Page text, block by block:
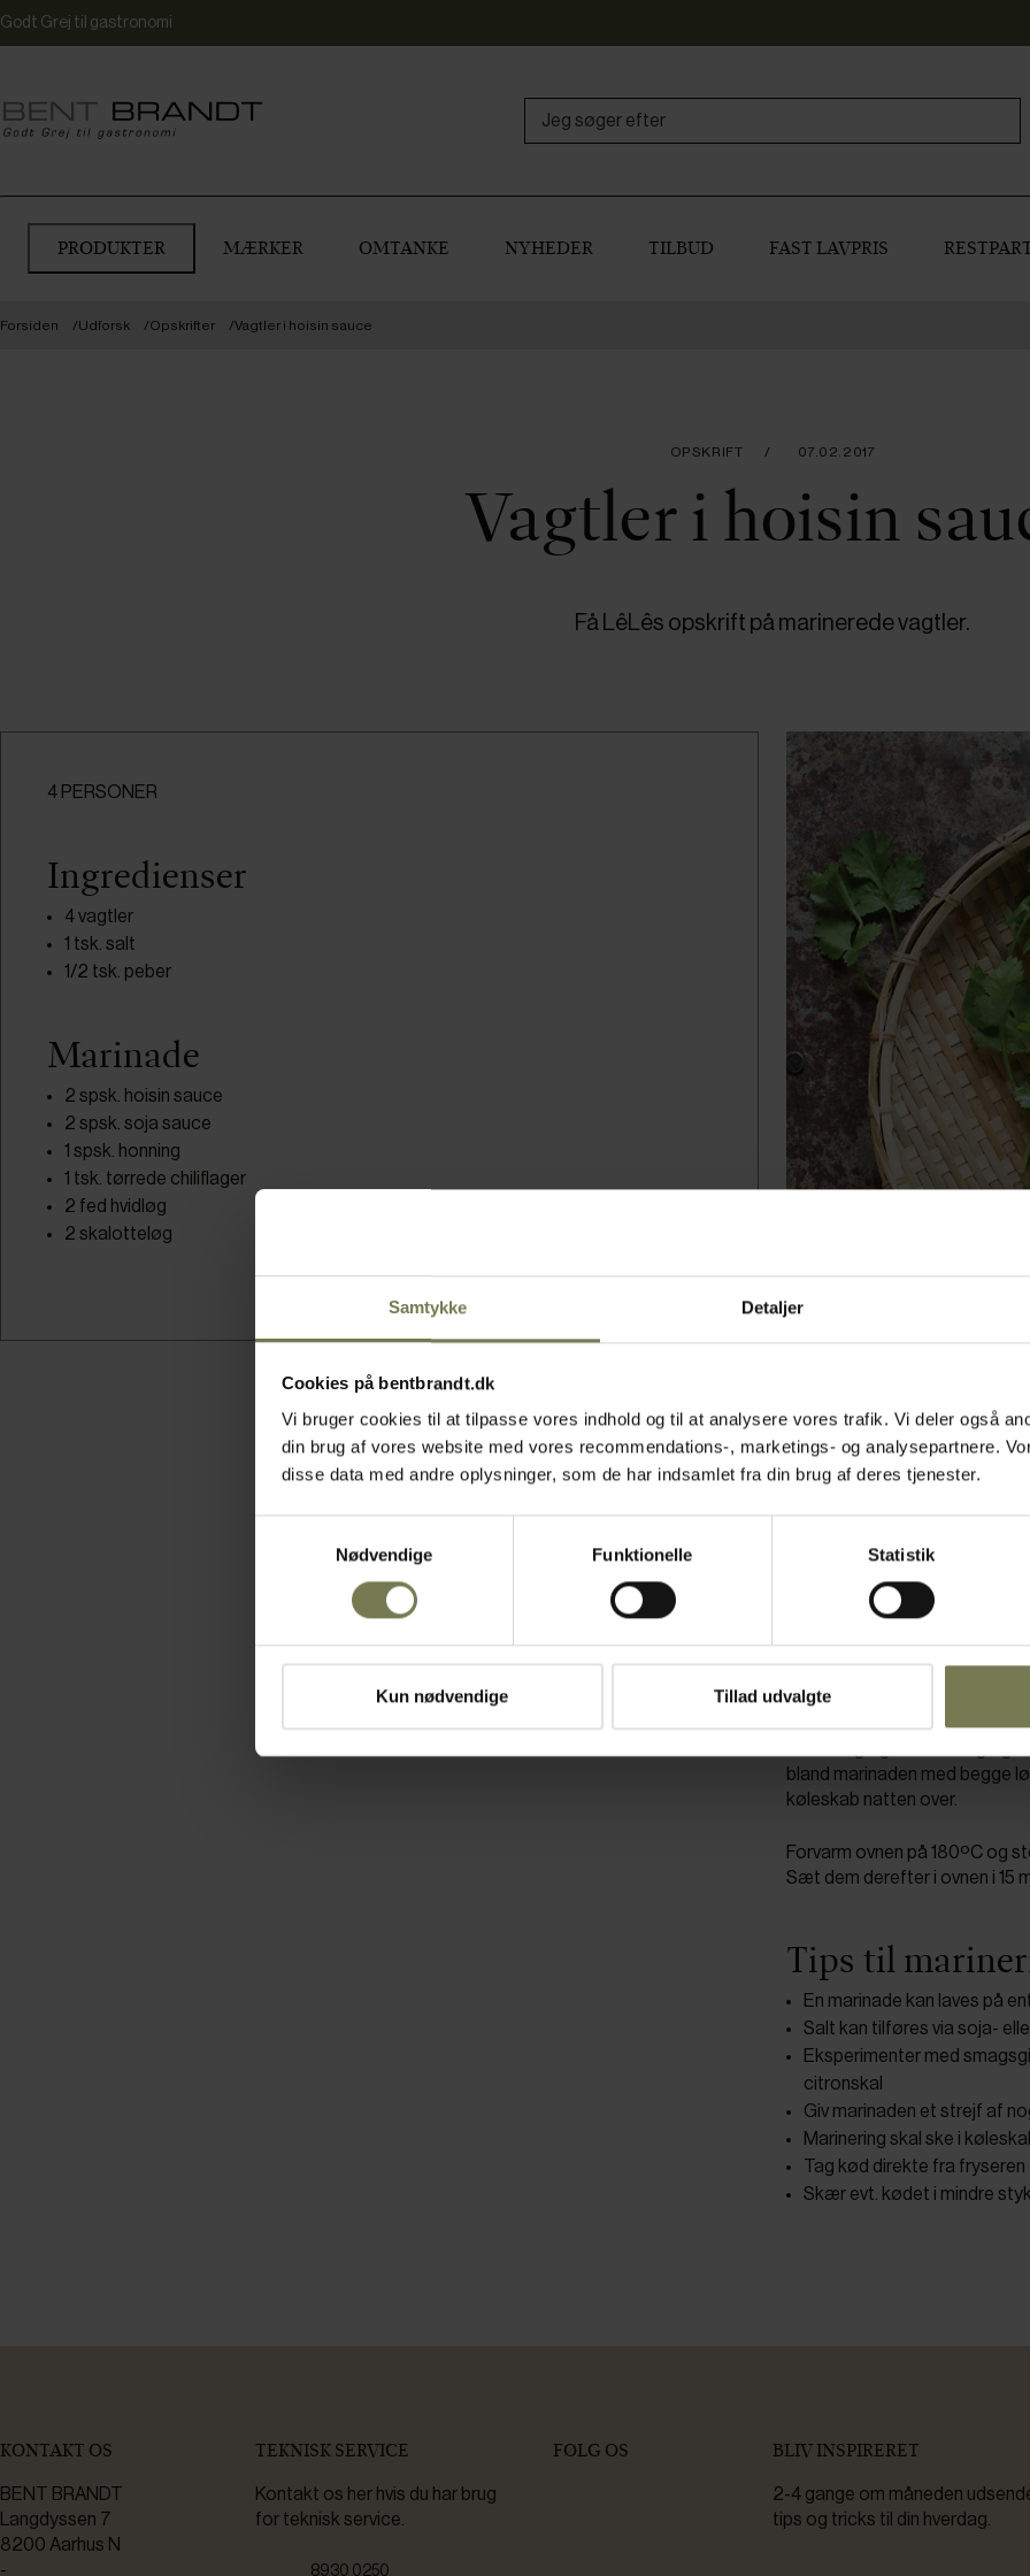
Samtykke Detaljer
Cookies på bentbrandt.dk
Vi bruger cookies til at tilpasse vores indhold og til at analysere vores trafik. Vi deler også
din brug af vores website med vores recommendations-, marketings- og analysepartnere.
disse data med andre oplysninger, som de har indsamlet fra din brug af deres tjenester.
Nødvendige
Funktionelle Statistik
Kun nødvendige Tillad udvalgte
Godt Grej til gastronomi
PRODUKTER MÆRKER OMTANKE NYHEDER TILBUD FAST LAVPRIS
Forsiden Udforsk Opskrifter Vagtler i hoisin sauce
OPSKRIFT 07.02.2017
Vagtler i hoisin
Få LêLês opskrift på marinerede vagtler.
4 PERSONER
Ingredienser
4 vagtler
1 tsk. salt
1/2 tsk. peber
Marinade
2 spsk. hoisin sauce
2 spsk. soja sauce
1 spsk. honning
1 tsk. tørrede chiliflager
2 fed hvidløg
2 skalotteløg
Rens vagtlerne, fjern halsen
for at marinaden kan trænge
vagtlerne og drys også
bland marinaden med begge
køleskab natten over.
Forvarm ovnen på 180ºC og
Sæt dem derefter i ovnen i 15
Tips til
En marinade kan laves på
Salt kan tilføres via soja-
Eksperimenter med
citronskal
Giv marinaden et strejf af
Marinering skal ske i
Tag kød direkte fra
Skær evt. kødet i mindre
KONTAKT OS
BENT BRANDT
Langdyssen 7
8200 Aarhus N
-
TEKNISK SERVICE
Kontakt os her hvis du har brug
for teknisk service.
8930 0250
FØLG OS BLIV INSPIRERET
2-4 gange om måneden
tips og tricks til din hverdag.